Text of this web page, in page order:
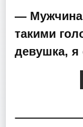
—
такими
девушка, я